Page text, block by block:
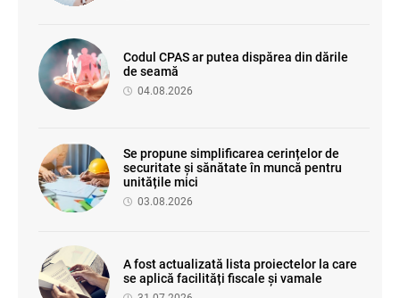
Codul CPAS ar putea dispărea din dările
de seamă
04.08.2026
Se propune simplificarea cerințelor de
securitate și sănătate în muncă pentru
unitățile mici
03.08.2026
A fost actualizată lista proiectelor la care
se aplică facilități fiscale și vamale